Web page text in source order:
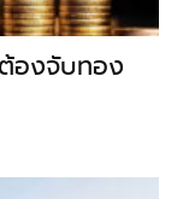
ต้องจับทอง